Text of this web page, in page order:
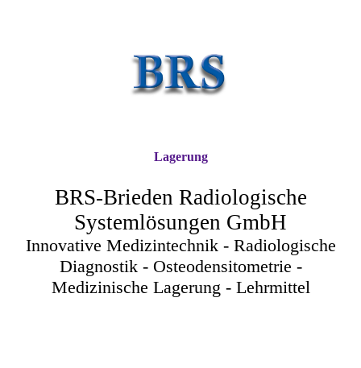
BRS-Brieden Radiologische
Systemlösungen GmbH
Innovative Medizintechnik - Radiologische
Diagnostik - Osteodensitometrie -
Medizinische Lagerung - Lehrmittel
Lagerung